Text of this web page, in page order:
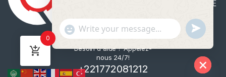
Besoin d'aide ? Appelez-
nous 24/7!
+221772081212
0
"
+
c
a
WhatsApp Message
u
n
d